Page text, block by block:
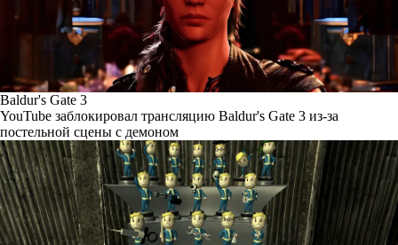
Baldur's Gate 3
YouTube заблокировал трансляцию Baldur's Gate 3 из-за
постельной сцены с демоном